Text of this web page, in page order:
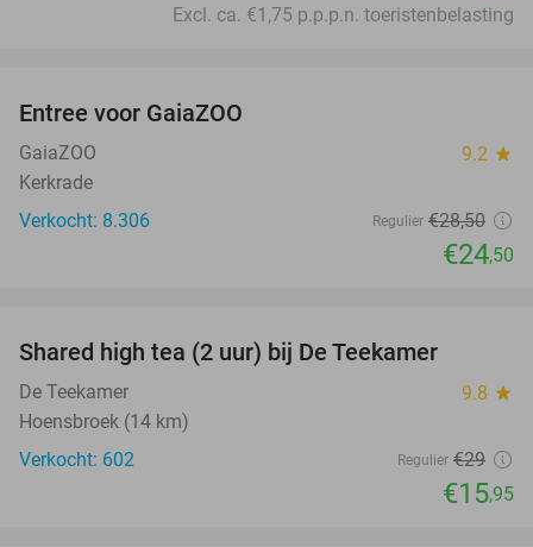
Excl. ca. €1,75 p.p.p.n. toeristenbelasting
Entree voor GaiaZOO
GaiaZOO 9.2 star
Kerkrade
Verkocht: 8.306
Regulier €28,50
€24,50
Shared high tea (2 uur) bij De Teekamer
De Teekamer 9.8 star
Hoensbroek (14 km)
Verkocht: 602
Regulier €29
€15,95